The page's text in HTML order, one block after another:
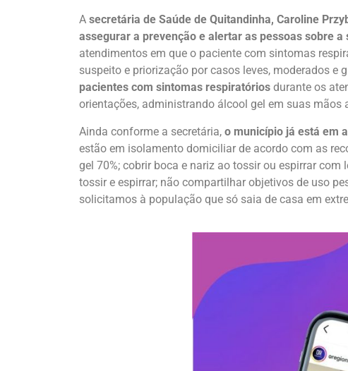
A secretária de Saúde de Quitandinha, Caroline
assegurar a prevenção e alertar as pessoas sobre a
atendimentos em que o paciente com sintomas
suspeito e priorização por casos leves, moderados e
pacientes com sintomas respiratórios durante os
orientações, administrando álcool gel em suas mãos
Ainda conforme a secretária, o município já está em
estão em isolamento domiciliar de acordo com as
gel 70%; cobrir boca e nariz ao tossir ou espirrar
tossir e espirrar; não compartilhar objetivos de uso
solicitamos à população que só saia de casa em